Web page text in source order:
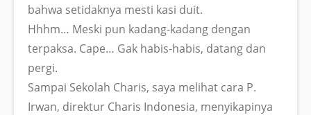
bahwa setidaknya mesti kasi duit.
Hhhm… Meski pun kadang-kadang dengan
terpaksa. Cape… Gak habis-habis, datang dan
pergi.
Sampai Sekolah Charis, saya melihat cara P.
Irwan, direktur Charis Indonesia, menyikapinya